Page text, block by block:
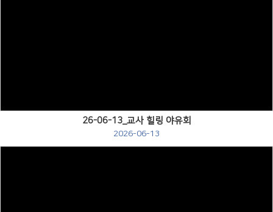
26-06-13_교사 힐링 야유회
2026-06-13